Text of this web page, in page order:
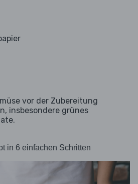
vor der Zubereitung
insbesondere grünes
in 6 einfachen Schritten